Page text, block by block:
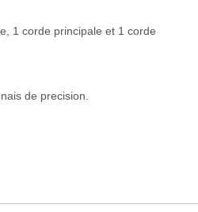
1 corde principale et 1 corde
de precision.